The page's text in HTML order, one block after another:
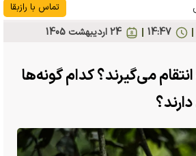
تماس با رازبقا
24 ارديبهشت 1405 14:47
می‌گیرند؟ کدام گونه‌ها